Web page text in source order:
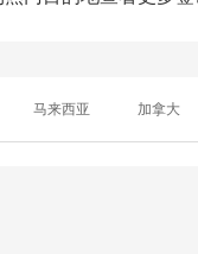
马来西亚 加拿大